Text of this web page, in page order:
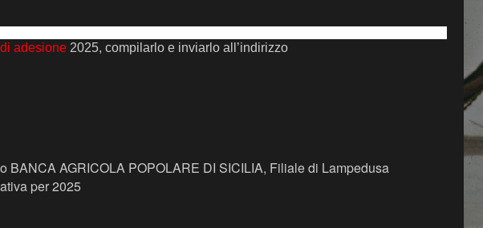
adesione 2025, compilarlo e inviarlo all’indirizzo
BANCA AGRICOLA POPOLARE DI SICILIA, Filiale di Lampedusa
per 2025